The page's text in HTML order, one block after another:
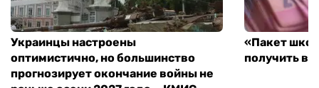
Украинцы настроены
оптимистично, но большинство
прогнозирует окончание войны не
«Пакет
получить